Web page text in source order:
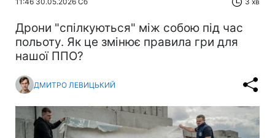
Дрони "спілкуються" між собою під час
польоту. Як це змінює правила гри для
нашої ППО?
ДМИТРО ЛЕВИЦЬКИЙ